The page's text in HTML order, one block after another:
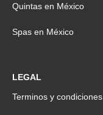
Quintas en México
Spas en México
LEGAL
Terminos y condiciones